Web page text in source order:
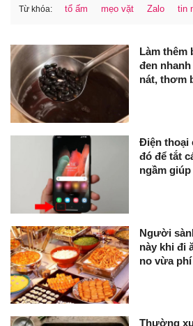
Từ khóa: tổ ấm mẹo vặt Zalo tin
Làm thêm
đen
nát, thơm
Điện thoại
đó để tắt
ngầm
Người
này khi đi
no vừa
Thường